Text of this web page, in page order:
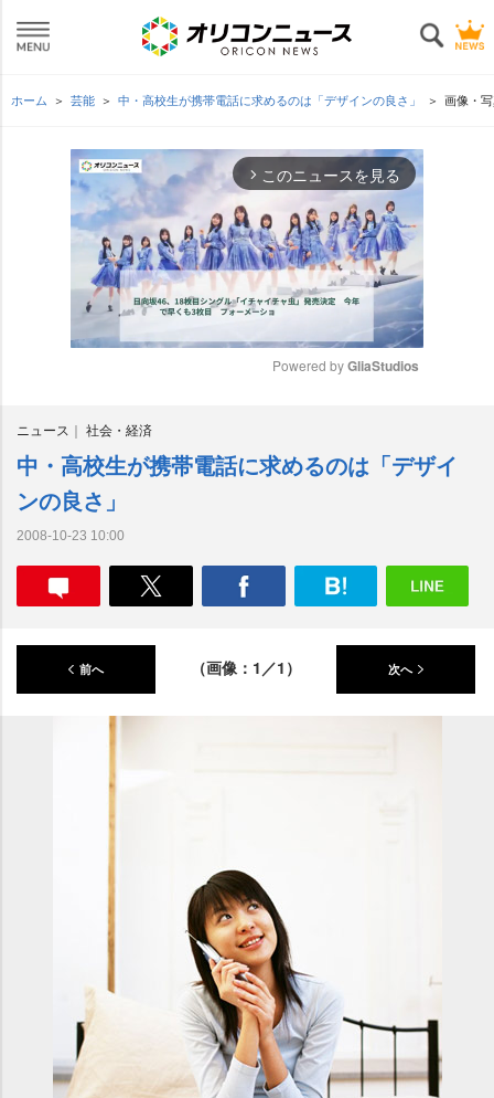
ホーム 芸能 中・高校生が携帯電話に求めるのは「デザインの良さ」 画像・
arrow_forward_ios このニュースを見る
e
Powered by GliaStudios
ニュース 社会・経済
中・高校生が携帯電話に求めるのは「デザイ
ンの良さ」
2008-10-23 10:00
前へ （画像：1／1） 次へ